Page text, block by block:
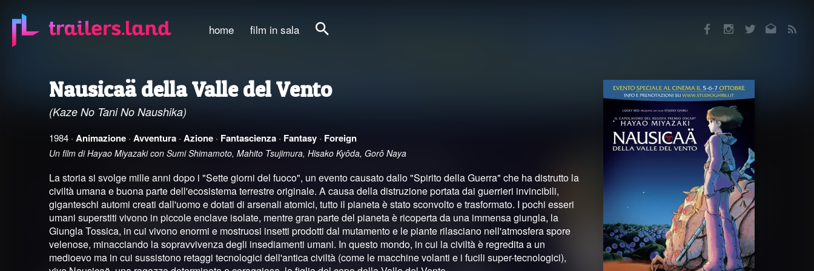
home film in sala
Nausicaä della Valle del Vento
(Kaze No Tani No Naushika)
1984 · Animazione· Avventura· Azione· Fantascienza· Fantasy· Foreign
Un film di Hayao Miyazaki con Sumi Shimamoto, Mahito Tsujimura, Hisako Kyôda, Gorô Naya
La storia si svolge mille anni dopo i "Sette giorni del fuoco", un evento causato dallo "Spirito della Guerra" che ha distrutto la
civiltà umana e buona parte dell'ecosistema terrestre originale. A causa della distruzione portata dai guerrieri invincibili,
giganteschi automi creati dall'uomo e dotati di arsenali atomici, tutto il pianeta è stato sconvolto e trasformato. I pochi esseri
umani superstiti vivono in piccole enclave isolate, mentre gran parte del pianeta è ricoperta da una immensa giungla, la
Giungla Tossica, in cui vivono enormi e mostruosi insetti prodotti dal mutamento e le piante rilasciano nell'atmosfera spore
velenose, minacciando la sopravvivenza degli insediamenti umani. In questo mondo, in cui la civiltà è regredita a un
medioevo ma in cui sussistono retaggi tecnologici dell'antica civiltà (come le macchine volanti e i fucili super-tecnologici),